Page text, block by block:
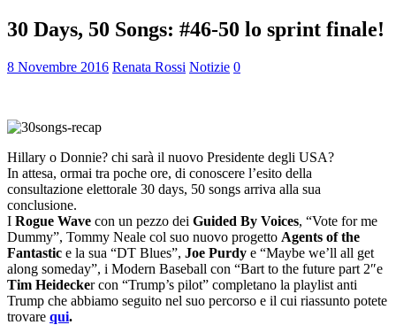
30 Days, 50 Songs: #46-50 lo sprint finale!
8 Novembre 2016 Renata Rossi Notizie 0
Hillary o Donnie? chi sarà il nuovo Presidente degli USA?
In attesa, ormai tra poche ore, di conoscere l’esito della
consultazione elettorale 30 days, 50 songs arriva alla sua
conclusione.
I Rogue Wave con un pezzo dei Guided By Voices, “Vote for me
Dummy”, Tommy Neale col suo nuovo progetto Agents of the
Fantastic e la sua “DT Blues”, Joe Purdy e “Maybe we’ll all get
along someday”, i Modern Baseball con “Bart to the future part 2″e
Tim Heidecker con “Trump’s pilot” completano la playlist anti
Trump che abbiamo seguito nel suo percorso e il cui riassunto potete
trovare qui.